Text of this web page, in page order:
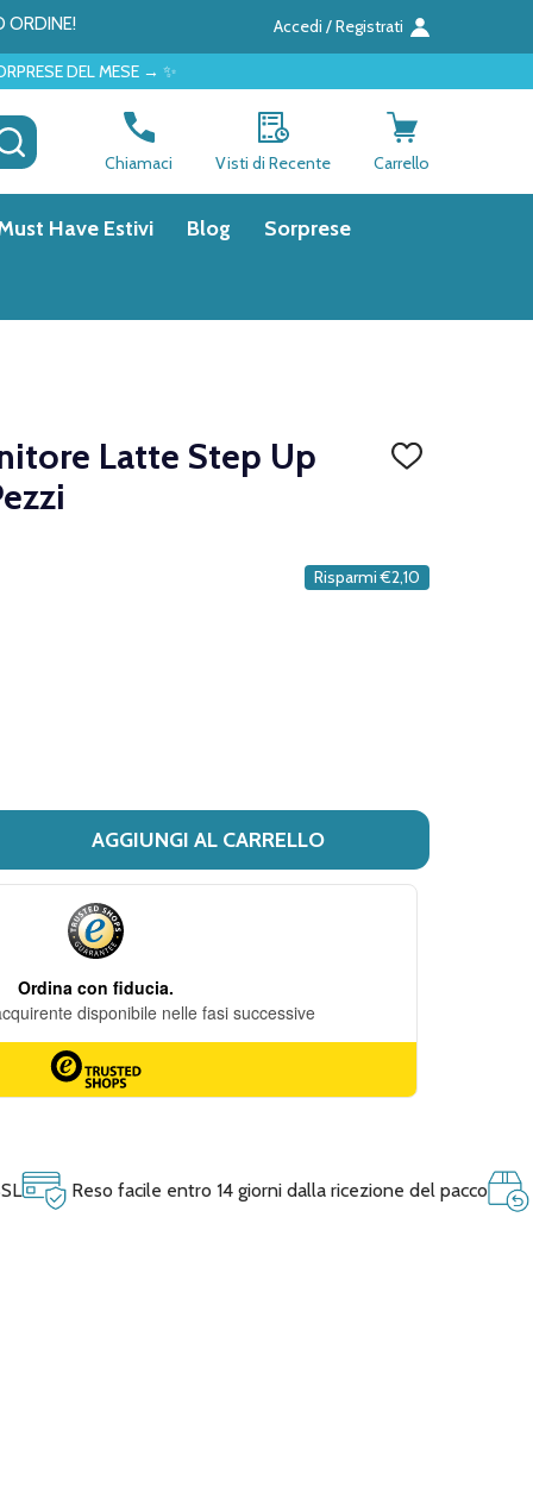
ORDINE! Accedi / Registrati
→ ✨
CERCA
Chiamaci Visti di Recente Carrello
Have Estivi Blog Sorprese
Latte Step Up
AGGIUNGI
Risparmi €2,10
- CONTENITORE LATTE STEP UP CONFEZIONE 4
DI CHICCO - CONTENITORE LATTE STEP UP
AGGIUNGI AL CARRELLO
Reso facile entro 14 giorni dalla ricezione del pacco